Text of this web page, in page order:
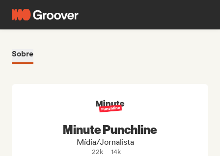
Sobre
Minute Punchline
Mídia/Jornalista
22k
14k